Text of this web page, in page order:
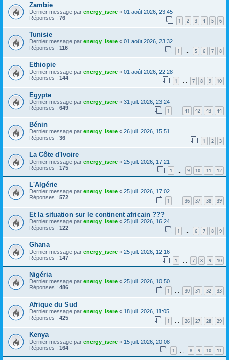
Zambie
Dernier message par energy_isere « 01 août 2026, 23:45
Réponses : 76 1 2 3 4 5 6
Tunisie
Dernier message par energy_isere « 01 août 2026, 23:32
Réponses : 116 1 … 5 6 7 8
Ethiopie
Dernier message par energy_isere « 01 août 2026, 22:28
Réponses : 144 1 … 7 8 9 10
Egypte
Dernier message par energy_isere « 31 juil. 2026, 23:24
Réponses : 649 1 41 42 43 44
Bénin
Dernier message par energy_isere « 26 juil. 2026, 15:51
Réponses : 36 1 2 3
La Côte d'Ivoire
Dernier message par energy_isere « 25 juil. 2026, 17:21
Réponses : 175 1 9 10 11 12
L'Algérie
Dernier message par energy_isere « 25 juil. 2026, 17:02
Réponses : 572 1 36 37 38 39
Et la situation sur le continent africain ???
Dernier message par energy_isere « 25 juil. 2026, 16:24
Réponses : 122 1 … 6 7 8 9
Ghana
Dernier message par energy_isere « 25 juil. 2026, 12:16
Réponses : 147 1 7 8 9 10
Nigéria
Dernier message par energy_isere « 25 juil. 2026, 10:50
Réponses : 486 1 … 30 31 32 33
Afrique du Sud
Dernier message par energy_isere « 18 juil. 2026, 11:05
Réponses : 425 1 … 26 27 28 29
Kenya
Dernier message par energy_isere « 15 juil. 2026, 20:08
Réponses : 164 1 8 9 10 11